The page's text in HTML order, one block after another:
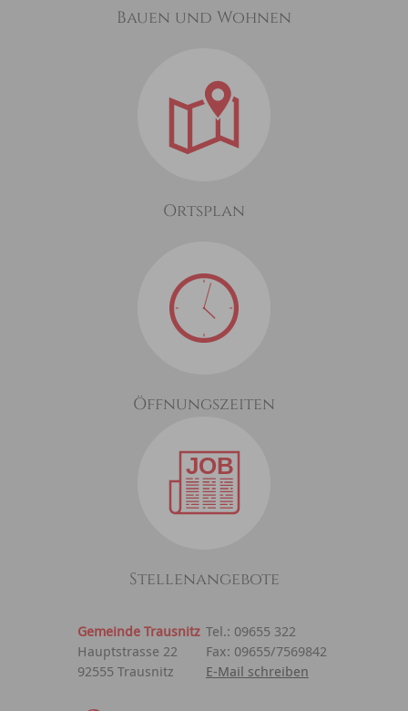
Bauen und Wohnen
Ortsplan
Öffnungszeiten
Stellenangebote
Gemeinde Trausnitz Tel.: 09655 322
Hauptstrasse 22
Fax: 09655/7569842
92555 Trausnitz
E-Mail schreiben